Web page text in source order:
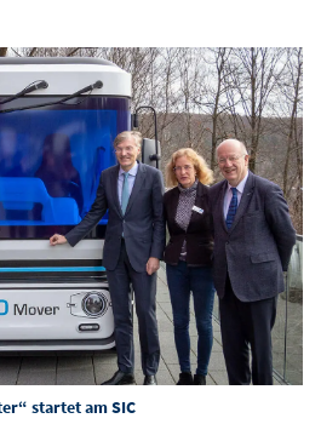
startet am SIC